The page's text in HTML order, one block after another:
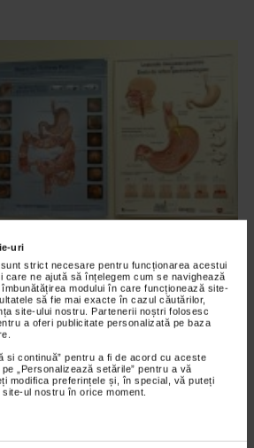
uri
strict necesare pentru funcționarea acestui
care ne ajută să înțelegem cum se navighează
modului în care funcționează site-
să fie mai exacte în cazul căutărilor,
site-ului nostru. Partenerii noștri folosesc
a oferi publicitate personalizată pe baza
si continuă” pentru a fi de acord cu aceste
„Personalizează setările” pentru a vă
modifica preferințele și, în special, vă puteți
ul nostru în orice moment.
ale bolilor